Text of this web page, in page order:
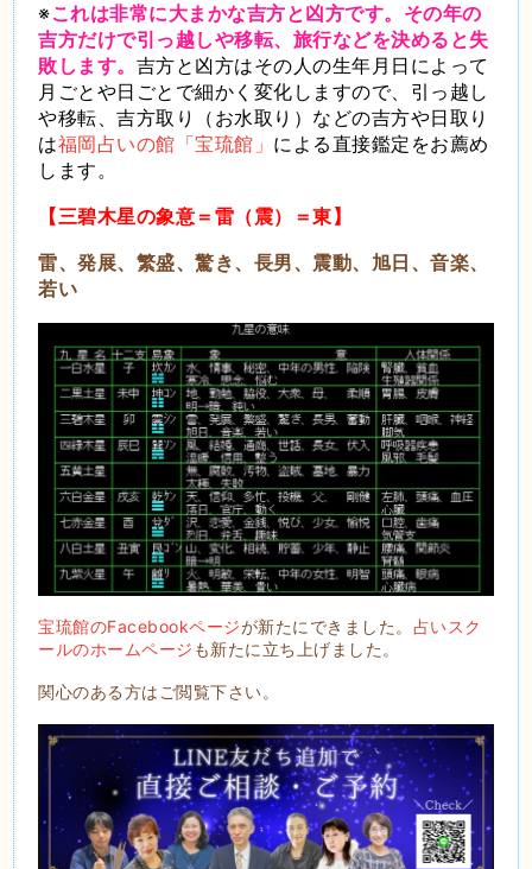
※これは非常に大まかな吉方と凶方です。その年の
吉方だけで引っ越しや移転、旅行などを決めると失
敗します。 吉方と凶方はその人の生年月日によって
月ごとや日ごとで細かく変化しますので、引っ越し
や移転、吉方取り（お水取り）などの吉方や日取り
は福岡占いの館「宝琉館」 による直接鑑定をお薦め
します。
【三碧木星の象意＝雷（震）＝東】
雷、発展、繁盛、驚き、長男、震動、旭日、音楽、
若い
宝琉館のFacebookページが新たにできました。 占いスク
ールのホームページ も新たに立ち上げました。
関心のある方はご閲覧下さい。